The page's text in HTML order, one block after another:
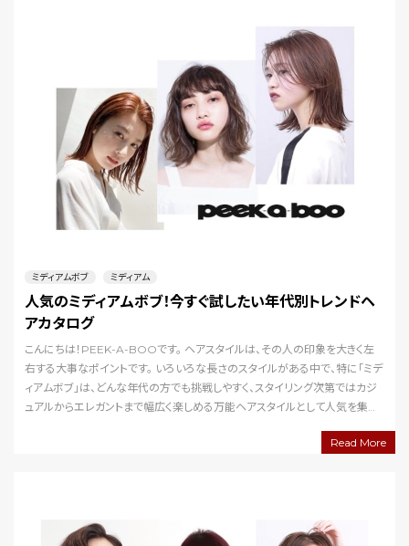
ミディアムボブ ミディアム
人気のミディアムボブ！今すぐ試したい年代別トレンドヘ
アカタログ
こんにちは！PEEK-A-BOOです。 ヘアスタイルは、その人の印象を大きく左
右する大事なポイントです。 いろいろな長さのスタイルがある中で、特に「ミデ
ィアムボブ」は、どんな年代の方でも挑戦しやすく、スタイリング次第ではカジ
ュアルからエレガントまで幅広く楽しめる万能ヘアスタイルとして人気を集め
Read More